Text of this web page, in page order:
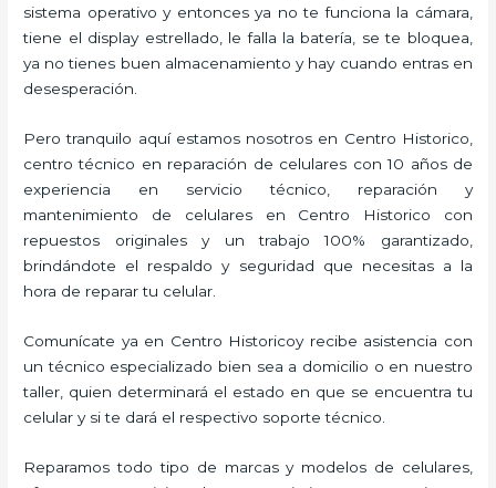
sistema operativo y entonces ya no te funciona la cámara,
tiene el display estrellado, le falla la batería, se te bloquea,
ya no tienes buen almacenamiento y hay cuando entras en
desesperación.
Pero tranquilo aquí estamos nosotros en Centro Historico,
centro técnico en reparación de celulares con 10 años de
experiencia en servicio técnico, reparación y
mantenimiento de celulares en Centro Historico con
repuestos originales y un trabajo 100% garantizado,
brindándote el respaldo y seguridad que necesitas a la
hora de reparar tu celular.
Comunícate ya en Centro Historicoy recibe asistencia con
un técnico especializado bien sea a domicilio o en nuestro
taller, quien determinará el estado en que se encuentra tu
celular y si te dará el respectivo soporte técnico.
Reparamos todo tipo de marcas y modelos de celulares,